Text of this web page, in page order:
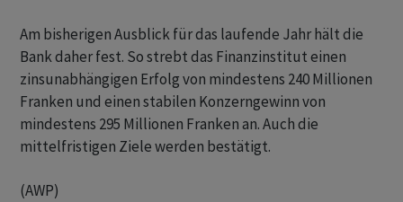
Am bisherigen Ausblick für das laufende Jahr hält die
Bank daher fest. So strebt das Finanzinstitut einen
zinsunabhängigen Erfolg von mindestens 240 Millionen
Franken und einen stabilen Konzerngewinn von
mindestens 295 Millionen Franken an. Auch die
mittelfristigen Ziele werden bestätigt.
(AWP)